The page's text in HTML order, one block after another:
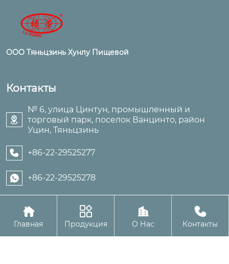
ООО Тяньцзинь Хунлу Пищевой
Контакты

№ 6, улица Цинтун, промышленный и
торговый парк, поселок Ванцинто, район
Уцин, Тяньцзинь
 +86-22-29525277
 +86-22-29525278
Авторское право©ООО Тяньцзинь Хунлу Пищевой

Главная

Продукция

О Нас

Контакты